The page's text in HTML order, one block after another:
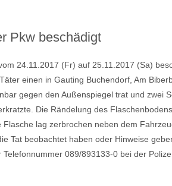
Pkw beschädigt
24.11.2017 (Fr) auf 25.11.2017 (Sa)
einen in Gauting Buchendorf, Am
gegen den Außenspiegel trat und zwei
Die Rändelung des
Flasche lag zerbrochen neben dem
Tat beobachtet haben oder Hinweise
Telefonnummer 089/893133-0 bei der